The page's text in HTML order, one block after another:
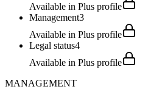
Available in Plus profile
Management3
Available in Plus profile
Legal status4
Available in Plus profile
MANAGEMENT